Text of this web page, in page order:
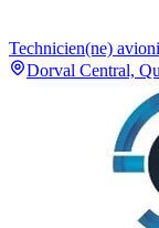
Technicien(ne)
Dorval Central,